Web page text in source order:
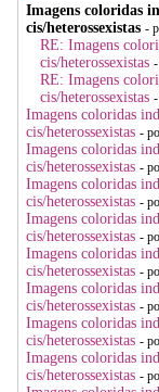
Imagens coloridas
cis/heterossexistas -
RE: Imagens
cis/heterossexistas
RE: Imagens
cis/heterossexistas
Imagens coloridas
cis/heterossexistas -
Imagens coloridas
cis/heterossexistas -
Imagens coloridas
cis/heterossexistas -
Imagens coloridas
cis/heterossexistas -
Imagens coloridas
cis/heterossexistas -
Imagens coloridas
cis/heterossexistas -
Imagens coloridas
cis/heterossexistas -
Imagens coloridas
cis/heterossexistas -